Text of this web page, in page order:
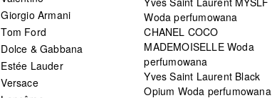
Giorgio Armani
Tom Ford
Dolce & Gabbana
Estée Lauder
Versace
Woda perfumowana
CHANEL COCO
MADEMOISELLE Woda
perfumowana
Yves Saint Laurent Black
Opium Woda perfumowana